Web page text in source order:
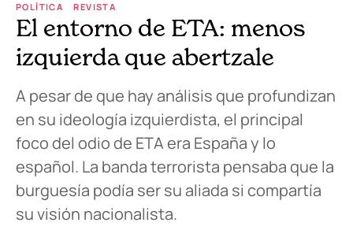
POLÍTICA REVISTA
El entorno de ETA: menos
izquierda que abertzale
A pesar de que hay análisis que profundizan
en su ideología izquierdista, el principal
foco del odio de ETA era España y lo
español. La banda terrorista pensaba que la
burguesía podía ser su aliada si compartía
su visión nacionalista.